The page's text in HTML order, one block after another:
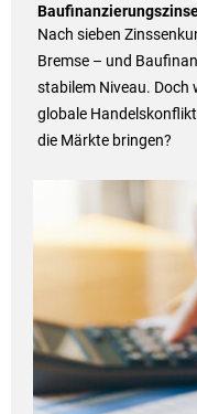
Nach sieben
Bremse – und
stabilem Niveau. Doch
globale
die Märkte bringen?